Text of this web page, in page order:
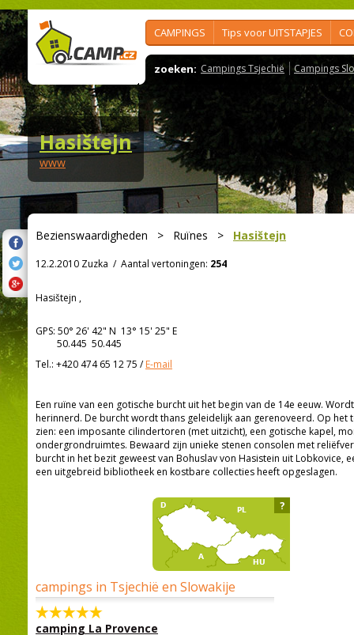
CAMPINGS Tips voor UITSTAPJES
zoeken: Campings Tsjechië Campings
Hasištejn
www
Bezienswaardigheden > Ruïnes > Hasištejn
12.2.2010 Zuzka / Aantal vertoningen: 254
Hasištejn ,
GPS: 50° 26' 42" N 13° 15' 25" E
50.445 50.445
Tel.: +420 474 65 12 75 /E-mail
Een ruïne van een gotische burcht uit het begin van de 14e eeuw.
herinnerd. De burcht wordt thans geleidelijk aan gerenoveerd. Op het
zien: een imposante cilindertoren (met uitzicht), een gotische kapel,
ondergrondruimtes. Bewaard zijn unieke stenen consolen met
burcht in het bezit geweest van Bohuslav von Hasistein uit Lobkovice,
een uitgebreid bibliotheek en kostbare collecties heeft opgeslagen.
campings in Tsjechië en Slowakije
camping La Provence
?